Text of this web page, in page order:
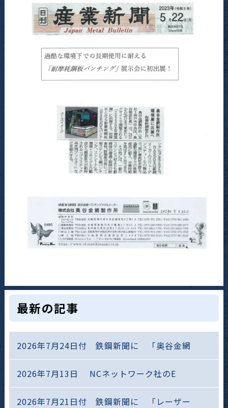
最新の記事
2026年7月24日付 鉄鋼新聞に 「奥谷金網
2026年7月13日 NCネットワーク社のE
2026年7月21日付 鉄鋼新聞に 「レーザー